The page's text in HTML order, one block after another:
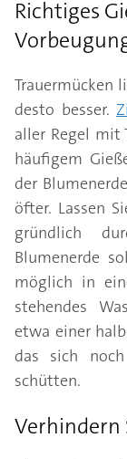
Richtiges
Trauermücken
desto besser.
aller Regel mit
häufigem
der
öfter. Lassen
gründlich
Blumenerde
möglich in
stehendes
etwa einer
das sich
schütten.
Verhindern